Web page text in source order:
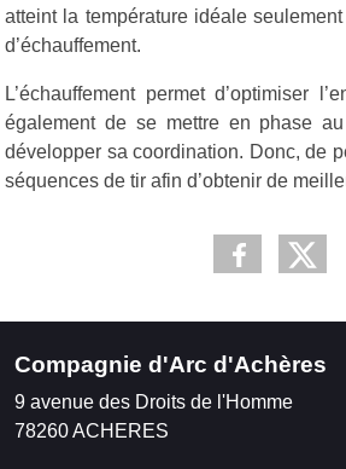
atteint la température idéale
d’échauffement.
L’échauffement permet d’optimiser
également de se mettre en phase
développer sa coordination. Donc, de
séquences de tir afin d’obtenir de
Compagnie d'Arc d'Achères
9 avenue des Droits de l'Homme
78260ACHERES